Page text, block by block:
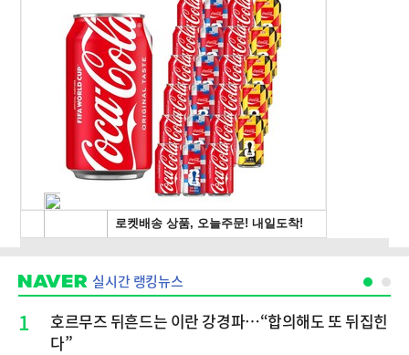
실시간 랭킹뉴스
1
호르무즈 뒤흔드는 이란 강경파…“합의해도 또 뒤집힌
다”